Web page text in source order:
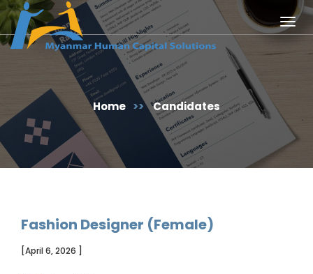
Home >> Candidates
Fashion Designer (Female)
[April 6, 2026 ]